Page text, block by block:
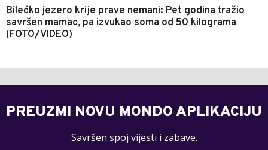
Bilećko jezero krije prave nemani: Pet godina tražio
savršen mamac, pa izvukao soma od 50 kilograma
(FOTO/VIDEO)
PREUZMI NOVU MONDO APLIKACIJU
Savršen spoj vijesti i zabave.